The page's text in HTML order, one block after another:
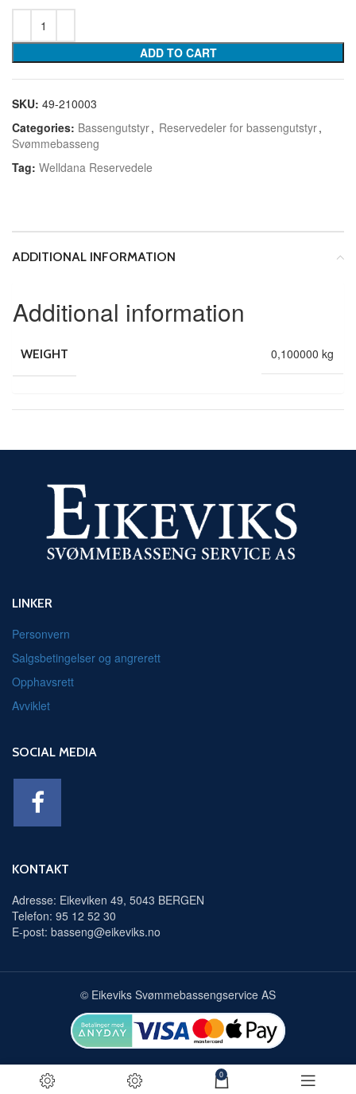
ADD TO CART
SKU: 49-210003
Categories: Bassengutstyr, Reservedeler for bassengutstyr,
Svømmebasseng
Tag: Welldana Reservedele
ADDITIONAL INFORMATION
Additional information
WEIGHT 0,100000 kg
LINKER
Personvern
Salgsbetingelser og angrerett
Opphavsrett
Avviklet
SOCIAL MEDIA
KONTAKT
Adresse: Eikeviken 49, 5043 BERGEN
Telefon: 95 12 52 30
E-post: basseng@eikeviks.no
© Eikeviks Svømmebassengservice AS
0